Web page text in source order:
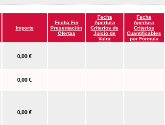
Importe
Fecha Fin
Presentación
Ofertas
Fecha
Apertura
Criterios de
Juicio de
Valor
Fecha
Apertura
Criterios
Cuantificables
por Fórmula
0,00 €
0,00 €
0,00 €